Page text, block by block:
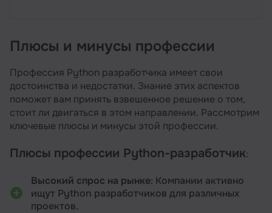
Плюсы и минусы профессии
Профессия Python разработчика имеет свои
достоинства и недостатки. Знание этих аспектов
поможет вам принять взвешенное решение о том,
стоит ли двигаться в этом направлении. Рассмотрим
ключевые плюсы и минусы этой профессии.
Плюсы профессии Python-разработчик:
Высокий спрос на рынке: Компании активно
ищут Python разработчиков для различных
проектов.